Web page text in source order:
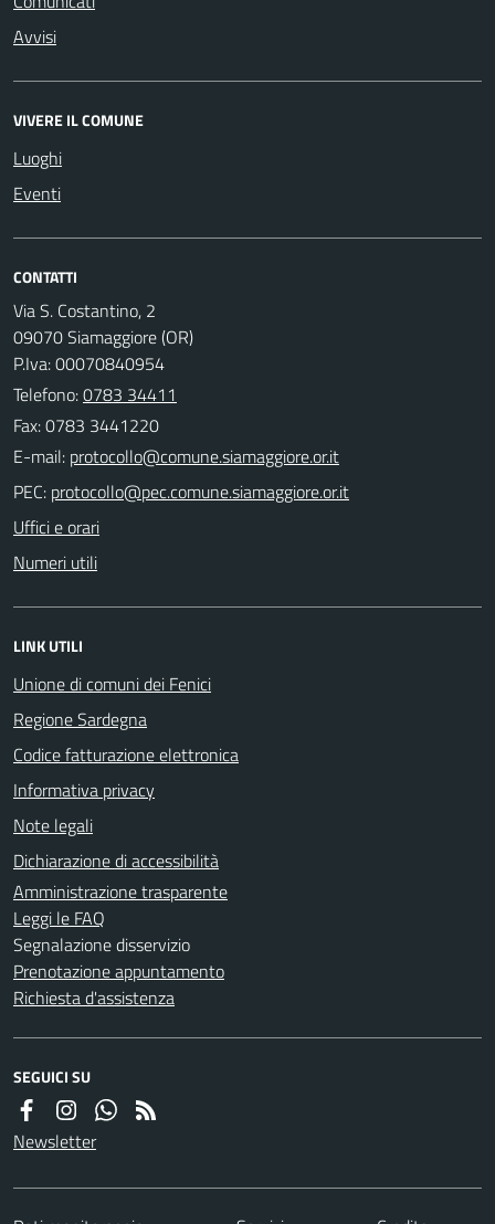
Avvisi
VIVERE IL COMUNE
Luoghi
Eventi
CONTATTI
Via S. Costantino, 2
09070 Siamaggiore (OR)
P.Iva: 00070840954
Telefono:0783 34411
Fax: 0783 3441220
E-mail:
PEC:
Uffici e orari
Numeri utili
LINK UTILI
Unione di comuni dei Fenici
Regione Sardegna
Codice fatturazione elettronica
Informativa privacy
Note legali
Dichiarazione di accessibilità
Amministrazione trasparente
Leggi le FAQ
Segnalazione disservizio
Prenotazione appuntamento
Richiesta d'assistenza
SEGUICI SU
Newsletter